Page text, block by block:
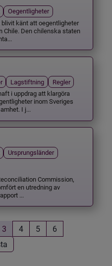
Oegentligheter
känt att oegentligheter
Chile. Den chilenska staten
Lagstiftning
Regler
i uppdrag att klargöra
inom Sveriges
I j...
Ursprungsländer
Commission,
en utredning av
...
3 4 5
6